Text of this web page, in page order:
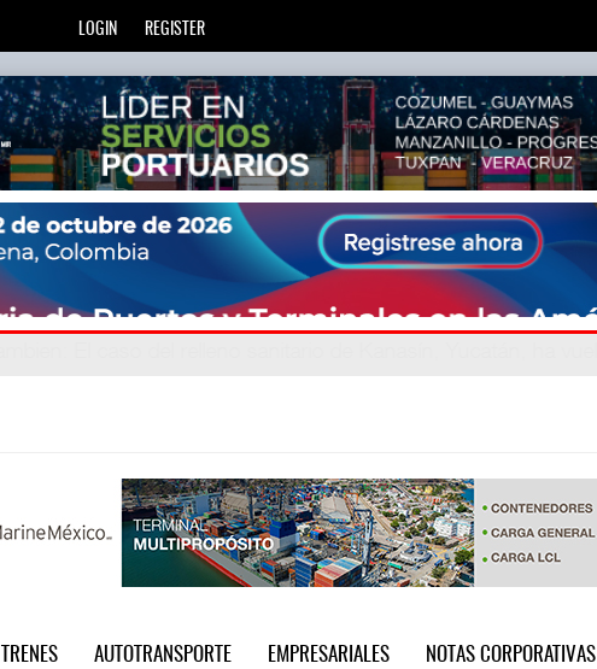
LOGIN REGISTER
TRENES AUTOTRANSPORTE EMPRESARIALES NOTAS CORPORATIVAS